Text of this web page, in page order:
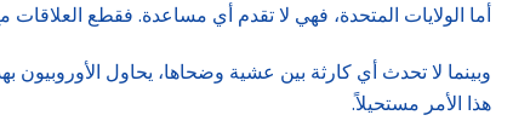
أما الولايات المتحدة، فهي لا تقدم أي مساعدة. فقطع العلاقات
وبينما لا تحدث أي كارثة بين عشية وضحاها، يحاول الأوروبيون
هذا الأمر مستحيلاً.